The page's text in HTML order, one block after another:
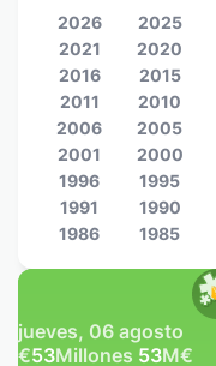
jueves, 06 agosto
€53Millones 53M€
2026 2025
2021
2020
2016
2015
2011
2010
2006
2005
2001
2000
1996
1995
1991
1990
1986
1985